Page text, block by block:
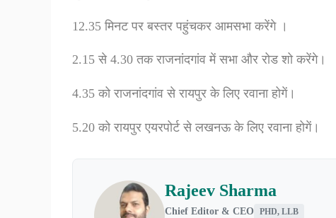
12.35 मिनट पर बस्तर पहुंचकर आमसभा करेंगे ।
2.15 से 4.30 तक राजनांदगांव में सभा और रोड शो करेंगे।
4.35 को राजनांदगांव से रायपुर के लिए रवाना होगें।
5.20 को रायपुर एयरपोर्ट से लखनऊ के लिए रवाना होगें।
Rajeev Sharma
Chief Editor & CEO PHD, LLB